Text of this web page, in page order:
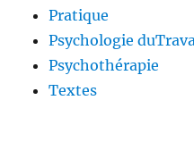
Pratique
Psychologie
Psychothérapie
Textes